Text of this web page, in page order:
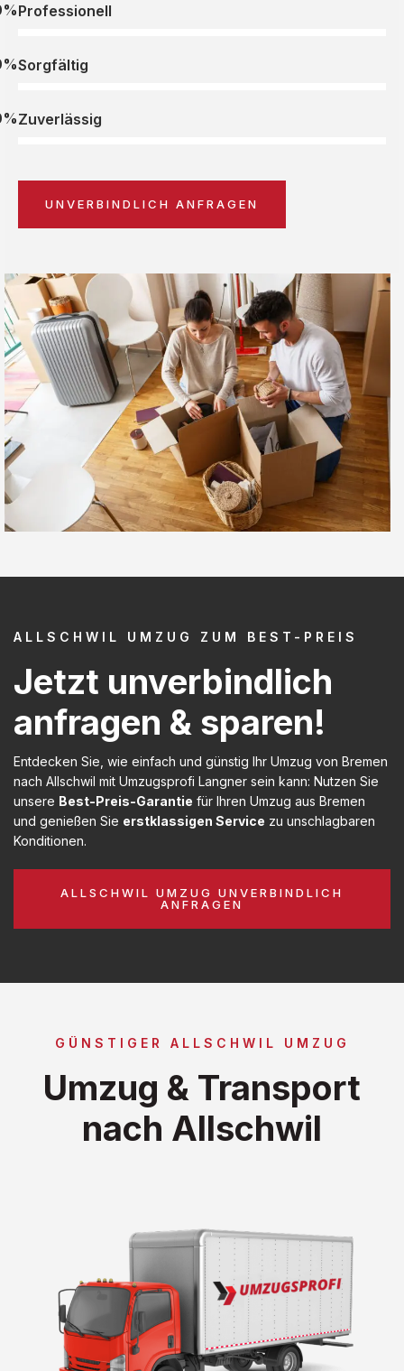
Professionell
Sorgfältig
Zuverlässig
UNVERBINDLICH ANFRAGEN
ALLSCHWIL UMZUG ZUM BEST-PREIS
Jetzt unverbindlich
anfragen & sparen!
Entdecken Sie, wie einfach und günstig Ihr Umzug von Bremen
nach Allschwil mit Umzugsprofi Langner sein kann: Nutzen Sie
unsere Best-Preis-Garantie für Ihren Umzug aus Bremen
und genießen Sie erstklassigen Service zu unschlagbaren
Konditionen.
ALLSCHWIL UMZUG UNVERBINDLICH
ANFRAGEN
GÜNSTIGER ALLSCHWIL UMZUG
Umzug & Transport
nach Allschwil